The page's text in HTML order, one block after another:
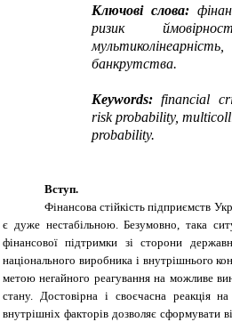
Ключові слова:
ризик
банкрутства.
Keywords: financial
risk probability,
probability.
Вступ.
Фінансова стійкість підприємств
є дуже нестабільною. Безумовно, така
фінансової підтримки зі сторони
національного виробника і внутрішнього
метою негайного реагування на можливе
стану. Достовірна і своєчасна реакція
внутрішніх факторів дозволяє сформувати